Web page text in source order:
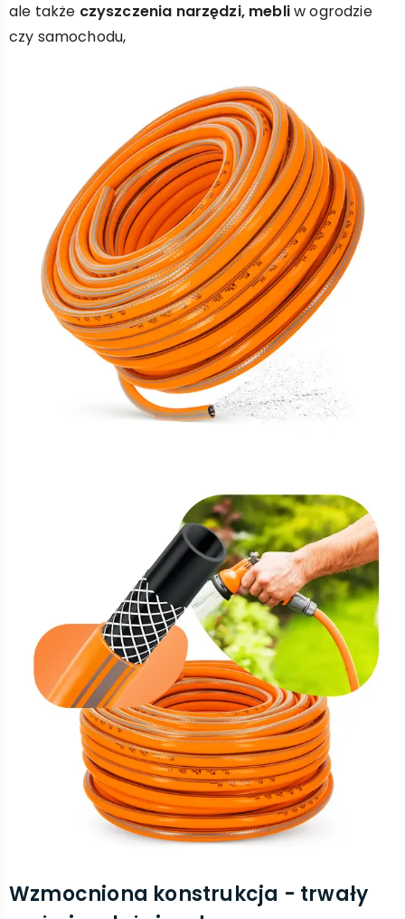
ale także czyszczenia narzędzi, mebliw ogrodzie
czy samochodu,
Wzmocniona konstrukcja - trwały